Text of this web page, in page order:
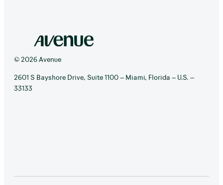
© 2026 Avenue
2601 S Bayshore Drive, Suite 1100 – Miami, Florida – U.S. –
33133